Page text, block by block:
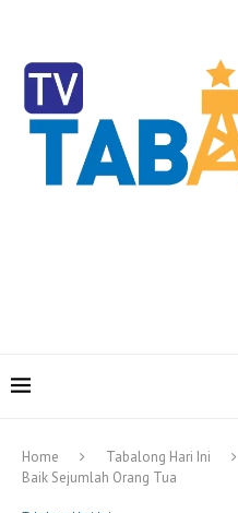
Home Tabalong Hari Ini
Baik Sejumlah Orang Tua